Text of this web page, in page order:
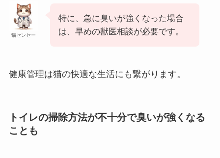
猫センセー
特に、急に臭いが強くなった場合
は、早めの獣医相談が必要です。
健康管理は猫の快適な生活にも繋がります。
トイレの掃除方法が不十分で臭いが強くなる
ことも